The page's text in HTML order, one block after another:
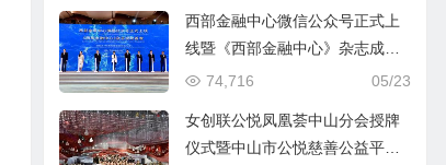
西部金融中心微信公众号正式上
线暨《西部金融中心》杂志成功
首发
05/23
74,716
女创联公悦凤凰荟中山分会授牌
仪式暨中山市公悦慈善公益平台